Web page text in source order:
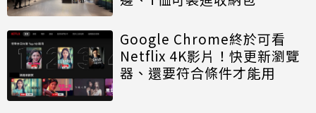
Google Chrome終於可看
Netflix 4K影片！快更新瀏覽
器、還要符合條件才能用